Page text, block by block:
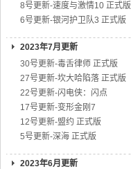
8号更新-速度与激情10 正式版
6号更新-银河护卫队3 正式版
2023年7月更新
30号更新-毒舌律师 正式版
27号更新-坎大哈陷落 正式版
22号更新-闪电侠：闪点
17号更新-变形金刚7
12号更新-盟约 正式版
5号更新-深海 正式版
2023年6月更新